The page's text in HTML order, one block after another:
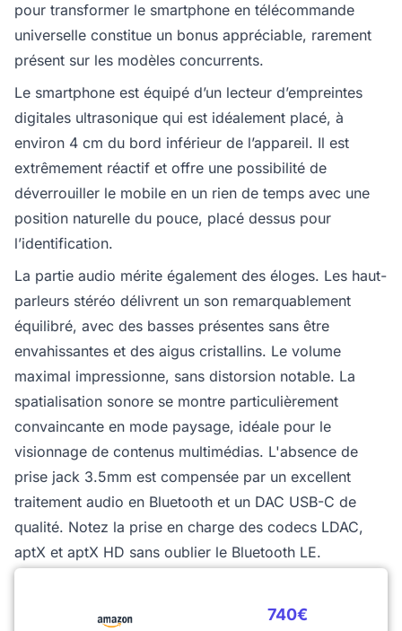
pour transformer le smartphone en télécommande
universelle constitue un bonus appréciable, rarement
présent sur les modèles concurrents.
Le smartphone est équipé d’un lecteur d’empreintes
digitales ultrasonique qui est idéalement placé, à
environ 4 cm du bord inférieur de l’appareil. Il est
extrêmement réactif et offre une possibilité de
déverrouiller le mobile en un rien de temps avec une
position naturelle du pouce, placé dessus pour
l’identification.
La partie audio mérite également des éloges. Les haut-
parleurs stéréo délivrent un son remarquablement
équilibré, avec des basses présentes sans être
envahissantes et des aigus cristallins. Le volume
maximal impressionne, sans distorsion notable. La
spatialisation sonore se montre particulièrement
convaincante en mode paysage, idéale pour le
visionnage de contenus multimédias. L'absence de
prise jack 3.5mm est compensée par un excellent
traitement audio en Bluetooth et un DAC USB-C de
qualité. Notez la prise en charge des codecs LDAC,
aptX et aptX HD sans oublier le Bluetooth LE.
740€